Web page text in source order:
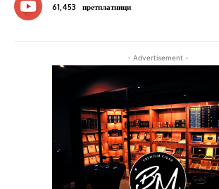
61,453 претплатници
- Advertisement -